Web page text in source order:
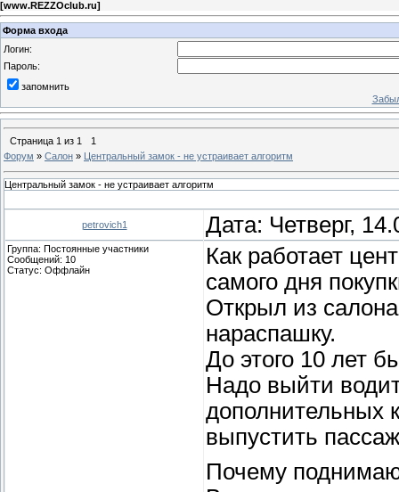
[www.REZZOclub.ru]
Форма входа
Логин:
Пароль:
запомнить
Страница 1 из 1
1
Форум » Салон » Центральный замок - не устраивает алгоритм
Центральный замок - не устраивает алгоритм
petrovich1 Дата: Четверг,
Группа: Постоянные участники
Сообщений: 10
Статус: Оффлайн
Как работает
самого дня
Открыл из
нараспашку.
До этого 10 лет
Надо выйти
дополнительных
выпустить
Почему